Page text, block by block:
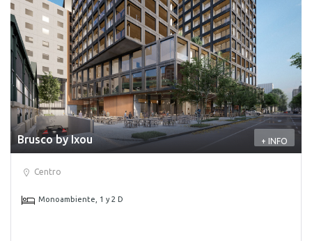
Brusco by Ixou + INFO
Centro
Monoambiente, 1 y 2 D